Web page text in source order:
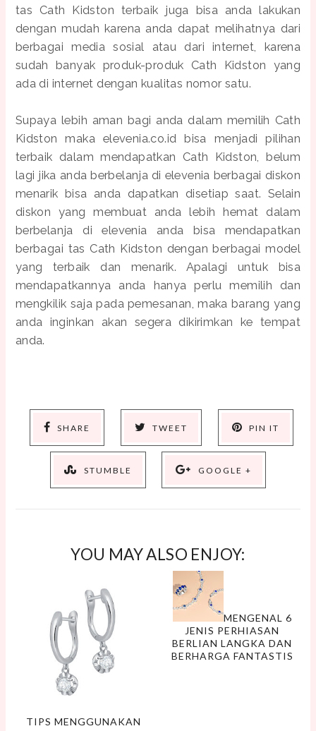
tas Cath Kidston terbaik juga bisa anda lakukan
dengan mudah karena anda dapat melihatnya dari
berbagai media sosial atau dari internet, karena
sudah banyak produk-produk Cath Kidston yang
ada di internet dengan kualitas nomor satu.
Supaya lebih aman bagi anda dalam memilih Cath
Kidston maka elevenia.co.id bisa menjadi pilihan
terbaik dalam mendapatkan Cath Kidston, belum
lagi jika anda berbelanja di elevenia berbagai diskon
menarik bisa anda dapatkan disetiap saat. Selain
diskon yang membuat anda lebih hemat dalam
berbelanja di elevenia anda bisa mendapatkan
berbagai tas Cath Kidston dengan berbagai model
yang terbaik dan menarik. Apalagi untuk bisa
mendapatkannya anda hanya perlu memilih dan
mengkilik saja pada pemesanan, maka barang yang
anda inginkan akan segera dikirimkan ke tempat
anda.
SHARE TWEET PIN IT
STUMBLE GOOGLE +
YOU MAY ALSO ENJOY:
TIPS MENGGUNAKAN
MENGENAL 6
JENIS PERHIASAN
BERLIAN LANGKA DAN
BERHARGA FANTASTIS